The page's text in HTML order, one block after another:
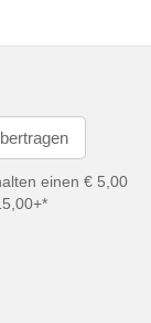
einen € 5,00